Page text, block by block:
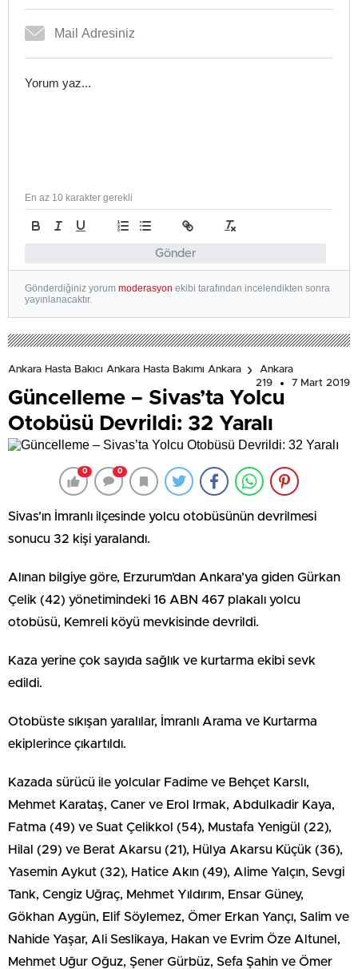
Gönder
En az 10 karakter gerekli
Gönderdiğiniz yorum moderasyon ekibi tarafından incelendikten sonra
yayınlanacaktır.
Ankara Hasta Bakıcı Ankara Hasta Bakımı Ankara
Ankara
219
7 Mart 2019
Güncelleme – Sivas’ta Yolcu
Otobüsü Devrildi: 32 Yaralı
0 0
Sivas’ın İmranlı ilçesinde yolcu otobüsünün devrilmesi
sonucu 32 kişi yaralandı.
Alınan bilgiye göre, Erzurum’dan Ankara’ya giden Gürkan
Çelik (42) yönetimindeki 16 ABN 467 plakalı yolcu
otobüsü, Kemreli köyü mevkisinde devrildi.
Kaza yerine çok sayıda sağlık ve kurtarma ekibi sevk
edildi.
Otobüste sıkışan yaralılar, İmranlı Arama ve Kurtarma
ekiplerince çıkartıldı.
Kazada sürücü ile yolcular Fadime ve Behçet Karslı,
Mehmet Karataş, Caner ve Erol Irmak, Abdulkadir Kaya,
Fatma (49) ve Suat Çelikkol (54), Mustafa Yenigül (22),
Hilal (29) ve Berat Akarsu (21), Hülya Akarsu Küçük (36),
Yasemin Aykut (32), Hatice Akın (49), Alime Yalçın, Sevgi
Tank, Cengiz Uğraç, Mehmet Yıldırım, Ensar Güney,
Gökhan Aygün, Elif Söylemez, Ömer Erkan Yançı, Salim ve
Nahide Yaşar, Ali Seslikaya, Hakan ve Evrim Öze Altunel,
Mehmet Uğur Oğuz, Şener Gürbüz, Sefa Şahin ve Ömer